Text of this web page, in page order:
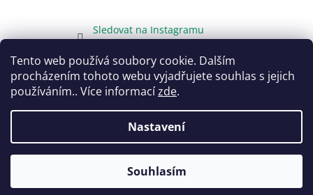
Tento web používá soubory cookie. Dalším
procházením tohoto webu vyjadřujete souhlas s jejich
používáním.. Více informacízde.
Nastavení
Souhlasím
Sledovat na Instagramu
Upravit nastavení cookies